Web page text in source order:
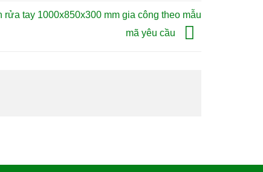
rửa tay 1000x850x300 mm gia công theo mẫu
mã yêu cầu